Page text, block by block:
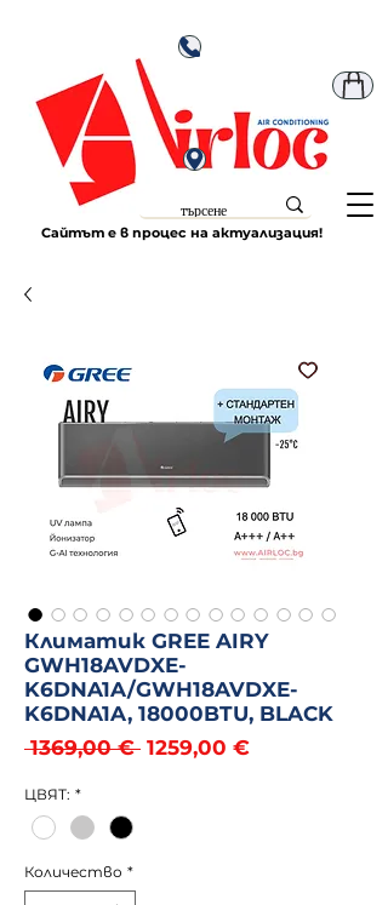
Сайтът е в процес на актуализация!
Климатик GREE AIRY
GWH18AVDXE-
K6DNA1A/GWH18AVDXE-
K6DNA1A, 18000BTU, BLACK
1369,00 € Редовна
1259,00 €Продажна
ЦВЯТ: *
Количество *